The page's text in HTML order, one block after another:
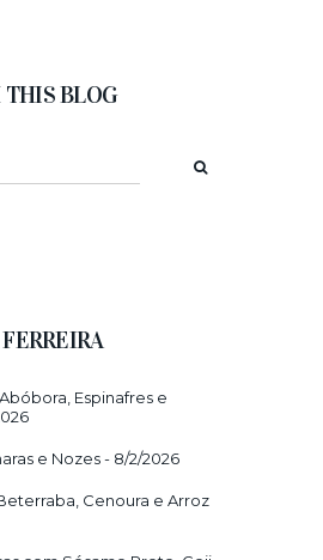
THIS BLOG
Espinafres e
e Nozes- 8/2/2026
Cenoura e Arroz